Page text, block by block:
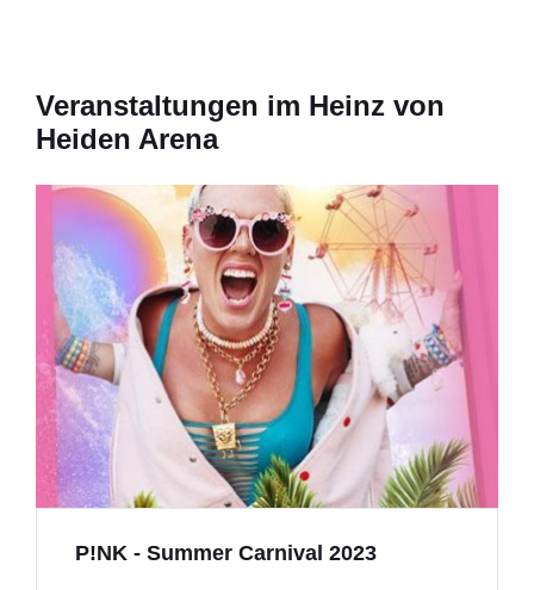
Veranstaltungen im Heinz von
Heiden Arena
P!NK - Summer Carnival 2023